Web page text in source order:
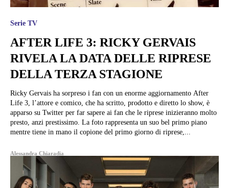
Serie TV
AFTER LIFE 3: RICKY GERVAIS
RIVELA LA DATA DELLE RIPRESE
DELLA TERZA STAGIONE
Ricky Gervais ha sorpreso i fan con un enorme aggiornamento After
Life 3, l’attore e comico, che ha scritto, prodotto e diretto lo show, è
apparso su Twitter per far sapere ai fan che le riprese inizieranno molto
presto, anzi prestissimo. La foto rappresenta un suo bel primo piano
mentre tiene in mano il copione del primo giorno di riprese,...
Alessandra Chiaradia